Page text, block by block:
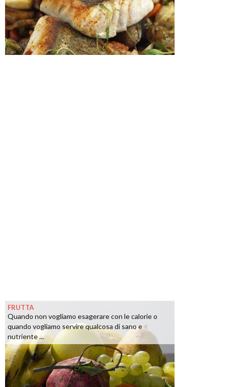
FRUTTA
Quando non vogliamo esagerare con le calorie o
quando vogliamo servire qualcosa di sano e
nutriente ...